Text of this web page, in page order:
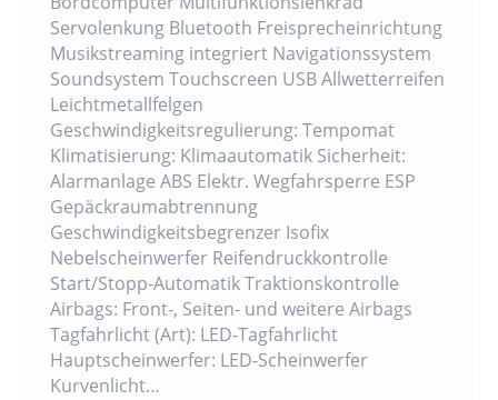
Servolenkung Bluetooth Freisprecheinrichtung
Musikstreaming integriert Navigationssystem
Soundsystem Touchscreen USB Allwetterreifen
Leichtmetallfelgen
Geschwindigkeitsregulierung: Tempomat
Klimatisierung: Klimaautomatik Sicherheit:
Alarmanlage ABS Elektr. Wegfahrsperre ESP
Gepäckraumabtrennung
Geschwindigkeitsbegrenzer Isofix
Nebelscheinwerfer Reifendruckkontrolle
Start/Stopp-Automatik Traktionskontrolle
Airbags: Front-, Seiten- und weitere Airbags
Tagfahrlicht (Art): LED-Tagfahrlicht
Hauptscheinwerfer: LED-Scheinwerfer
Kurvenlicht…